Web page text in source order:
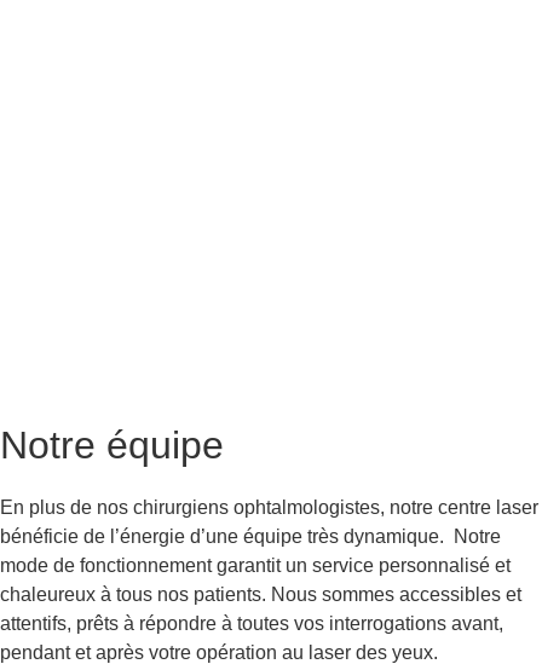
Notre équipe
En plus de nos chirurgiens ophtalmologistes, notre centre laser
bénéficie de l’énergie d’une équipe très dynamique. Notre
mode de fonctionnement garantit un service personnalisé et
chaleureux à tous nos patients. Nous sommes accessibles et
attentifs, prêts à répondre à toutes vos interrogations avant,
pendant et après votre opération au laser des yeux.